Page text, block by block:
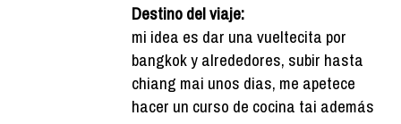
Destino del viaje:
mi idea es dar una vueltecita por
bangkok y alrededores, subir hasta
chiang mai unos dias, me apetece
hacer un curso de cocina tai además